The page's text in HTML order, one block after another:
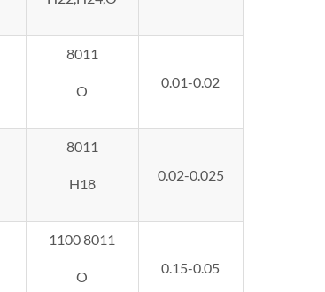
8011
O
0.01-0.02
8011
H18
0.02-0.025
1100 8011
O
0.15-0.05